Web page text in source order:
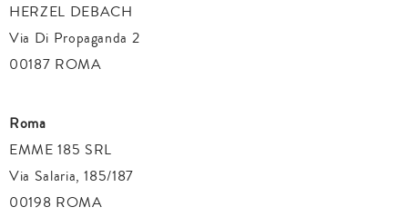
HERZEL DEBACH
Via Di Propaganda 2
00187 ROMA
Roma
EMME 185 SRL
Via Salaria, 185/187
00198 ROMA